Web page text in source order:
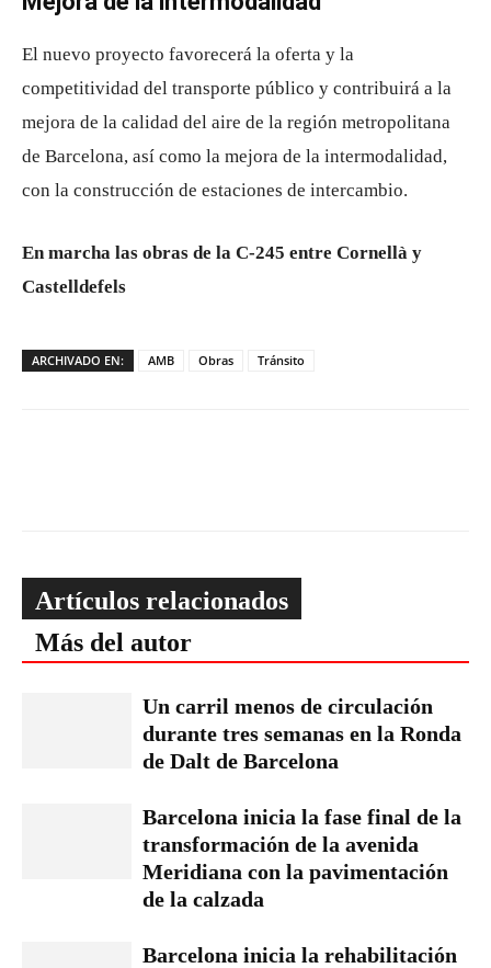
El nuevo proyecto favorecerá la oferta y la
competitividad del transporte público y contribuirá a la
mejora de la calidad del aire de la región metropolitana
de Barcelona, así como la mejora de la intermodalidad,
con la construcción de estaciones de intercambio.
En marcha las obras de la C-245 entre Cornellà y
Castelldefels
ARCHIVADO EN: AMB Obras Tránsito
Artículos relacionados
Más del autor
Un carril menos de circulación
durante tres semanas en la Ronda
de Dalt de Barcelona
Barcelona inicia la fase final de la
transformación de la avenida
Meridiana con la pavimentación
de la calzada
Barcelona inicia la rehabilitación